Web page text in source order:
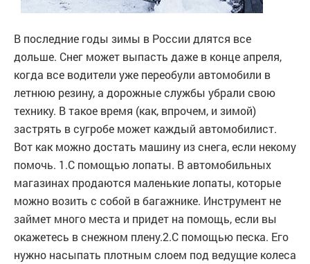
В последние годы зимы в России длятся все
дольше. Снег может выпасть даже в конце апреля,
когда все водители уже переобули автомобили в
летнюю резину, а дорожные службы убрали свою
технику. В такое время (как, впрочем, и зимой)
застрять в сугробе может каждый автомобилист.
Вот как можно достать машину из снега, если некому
помочь. 1.С помощью лопаты. В автомобильных
магазинах продаются маленькие лопаты, которые
можно возить с собой в багажнике. Инструмент не
займет много места и придет на помощь, если вы
окажетесь в снежном плену.2.С помощью песка. Его
нужно насыпать плотным слоем под ведущие колеса